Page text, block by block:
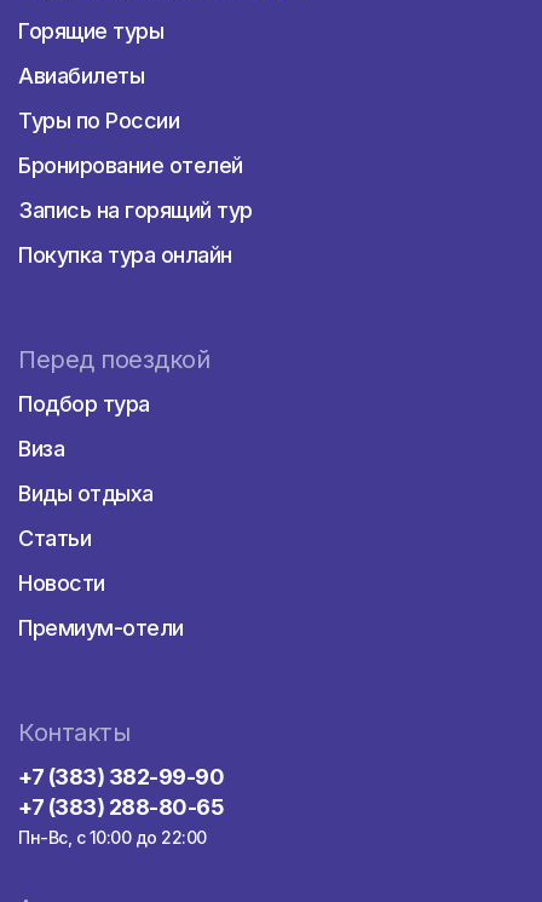
Горящие туры
Авиабилеты
Туры по России
Бронирование отелей
Запись на горящий тур
Покупка тура онлайн
Перед поездкой
Подбор тура
Виза
Виды отдыха
Статьи
Новости
Премиум-отели
Контакты
+7 (383) 382-99-90
+7 (383) 288-80-65
Пн-Вс, с 10:00 до 22:00